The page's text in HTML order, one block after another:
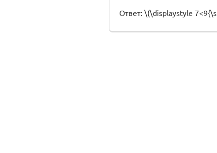
Ответ: \(\displaystyle